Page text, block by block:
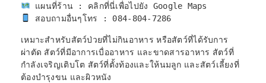
แผนที่ร้าน : คลิกที่นี่เพื่อไปยัง Google Maps
สอบถามอื่นๆโทร : 084-804-7286
เหมาะสำหรับสัตว์ป่วยที่ไม่กินอาหาร หรือสัตว์ที่ได้รับการ
ผ่าตัด สัตว์ที่มีอาการเบื่ออาหาร และขาดสารอาหาร สัตว์ที่
กำลังเจริญเติบโต สัตว์ที่ตั้งท้องและให้นมลูก และสัตว์เลี้ยงที่
ต้องบำรุงขน และผิวหนัง